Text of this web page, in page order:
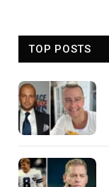
TOP POSTS